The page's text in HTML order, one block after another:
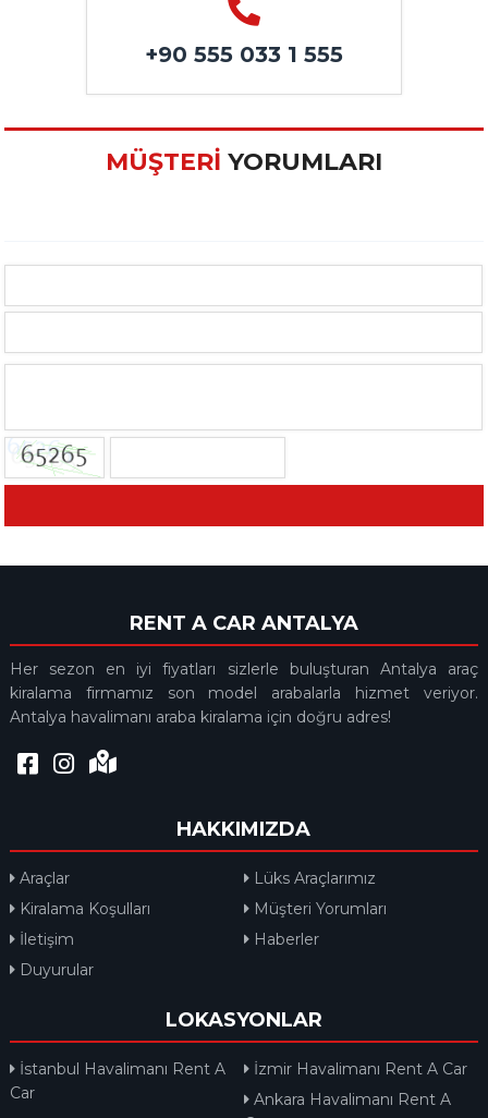
+90 555 033 1 555
MÜŞTERİ YORUMLARI
RENT A CAR ANTALYA
Her sezon en iyi fiyatları sizlerle buluşturan Antalya araç
kiralama firmamız son model arabalarla hizmet veriyor.
Antalya havalimanı araba kiralama için doğru adres!
HAKKIMIZDA
Araçlar
Lüks Araçlarımız
Kiralama Koşulları
Müşteri Yorumları
İletişim
Haberler
Duyurular
LOKASYONLAR
İstanbul Havalimanı Rent A
Car
İzmir Havalimanı Rent A Car
Ankara Havalimanı Rent A